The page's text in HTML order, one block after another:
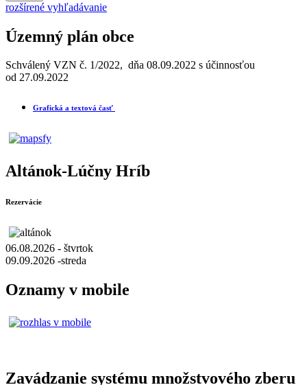
rozšírené vyhľadávanie
Územný plán obce
Schválený VZN č. 1/2022, dňa 08.09.2022 s účinnosťou
od 27.09.2022
Grafická a textová časť
Altánok-Lúčny Hríb
Rezervácie
06.08.2026 - štvrtok
09.09.2026 -streda
Oznamy v mobile
Zavádzanie systému množstvového zberu